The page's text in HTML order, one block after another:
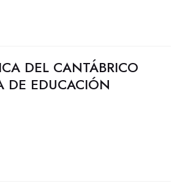
DEL CANTÁBRICO
DE EDUCACIÓN